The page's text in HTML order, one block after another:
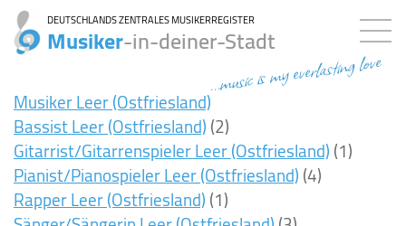
DEUTSCHLANDS ZENTRALES MUSIKERREGISTER
Musiker-in-deiner-Stadt
...music is my everlasting love
Musiker Leer (Ostfriesland)
Bassist Leer (Ostfriesland)(2)
Gitarrist/Gitarrenspieler Leer (Ostfriesland)(1)
Pianist/Pianospieler Leer (Ostfriesland)(4)
Rapper Leer (Ostfriesland)(1)